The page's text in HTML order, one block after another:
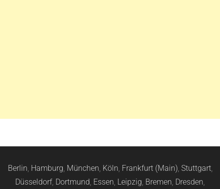
Berlin, Hamburg, München, Köln, Frankfurt (Main), Stuttgart,
Düsseldorf, Dortmund, Essen, Leipzig, Bremen, Dresden,